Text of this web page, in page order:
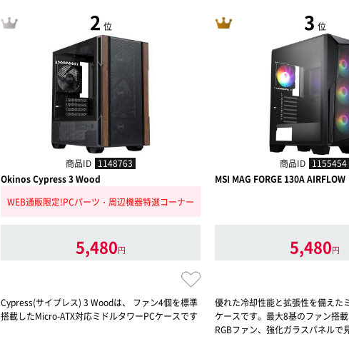
2 位
商品ID 1148763
Okinos Cypress 3 Wood
WEB通販限定!PCパーツ・周辺機器特選コーナー
5,480円
Cypress(サイプレス) 3 Woodは、 ファン4個を標準
搭載したMicro-ATX対応ミドルタワーPCケースです
3 位
商品ID 1155454
MSI MAG FORGE 130A AIRFLOW
5,480円
優れた冷却性能と拡張性を備えた
ケースです。最大8基のファン搭
RGBファン、強化ガラスパネルで